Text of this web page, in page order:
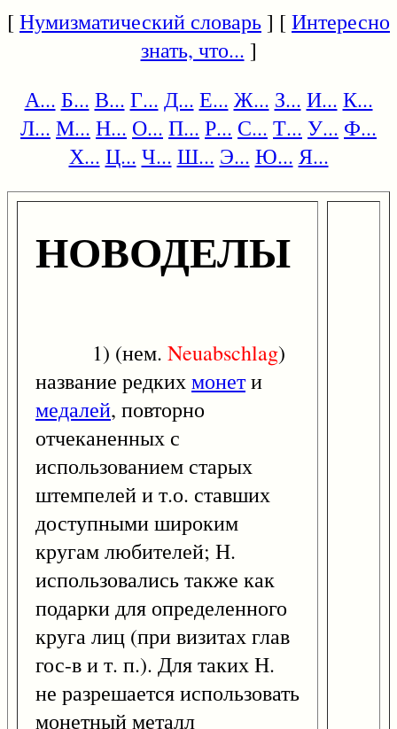
[Нумизматический словарь] [Интересно
знать, что... ]
А... Б... В... Г... Д... Е... Ж... З... И... К...
Л... М... Н... О... П... Р... С... Т... У... Ф...
Х... Ц... Ч... Ш... Э... Ю... Я...
НОВОДЕЛЫ
1) (нем. Neuabschlag)
название редкихмонети
медалей, повторно
отчеканенных с
использованием старых
штемпелей и т.о. ставших
доступными широким
кругам любителей; Н.
использовались также как
подарки для определенного
круга лиц (при визитах глав
гос-в и т. п.). Для таких Н.
не разрешается использовать
монетный металл